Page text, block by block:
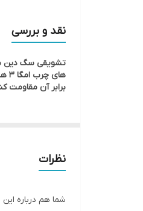
نقد و بررسی
تشویقی سگ دین
برابر آن مقاومت کند. وزن اسنک
نظرات
شما هم درباره